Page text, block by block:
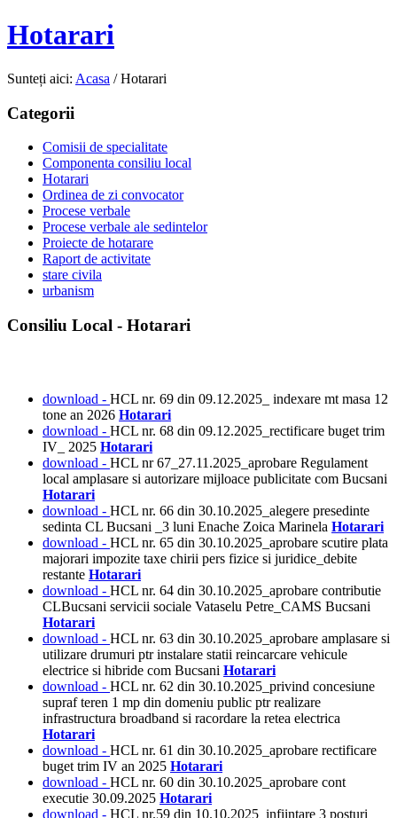
Hotarari
Sunteți aici: Acasa / Hotarari
Categorii
Comisii de specialitate
Componenta consiliu local
Hotarari
Ordinea de zi convocator
Procese verbale
Procese verbale ale sedintelor
Proiecte de hotarare
Raport de activitate
stare civila
urbanism
Consiliu Local - Hotarari
download - HCL nr. 69 din 09.12.2025_ indexare mt masa 12
tone an 2026 Hotarari
download - HCL nr. 68 din 09.12.2025_rectificare buget trim
IV_ 2025 Hotarari
download - HCL nr 67_27.11.2025_aprobare Regulament
local amplasare si autorizare mijloace publicitate com Bucsani
Hotarari
download - HCL nr. 66 din 30.10.2025_alegere presedinte
sedinta CL Bucsani _3 luni Enache Zoica Marinela Hotarari
download - HCL nr. 65 din 30.10.2025_aprobare scutire plata
majorari impozite taxe chirii pers fizice si juridice_debite
restante Hotarari
download - HCL nr. 64 din 30.10.2025_aprobare contributie
CLBucsani servicii sociale Vataselu Petre_CAMS Bucsani
Hotarari
download - HCL nr. 63 din 30.10.2025_aprobare amplasare si
utilizare drumuri ptr instalare statii reincarcare vehicule
electrice si hibride com Bucsani Hotarari
download - HCL nr. 62 din 30.10.2025_privind concesiune
supraf teren 1 mp din domeniu public ptr realizare
infrastructura broadband si racordare la retea electrica
Hotarari
download - HCL nr. 61 din 30.10.2025_aprobare rectificare
buget trim IV an 2025 Hotarari
download - HCL nr. 60 din 30.10.2025_aprobare cont
executie 30.09.2025 Hotarari
download - HCL nr.59 din 10.10.2025_infiintare 3 posturi